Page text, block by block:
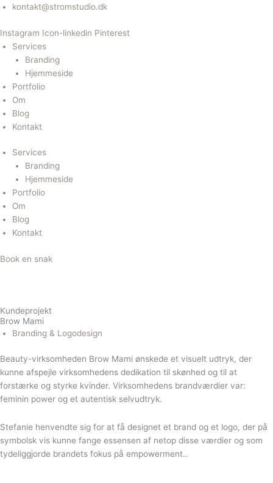
Gå
indholdet
kontakt@stromstudio.dk
Instagram Icon-linkedin Pinterest
Services
Branding
Hjemmeside
Portfolio
Om
Blog
Kontakt
Services
Branding
Hjemmeside
Portfolio
Om
Blog
Kontakt
Book en snak
Kundeprojekt
Brow Mami
Branding & Logodesign
Beauty-virksomheden Brow Mami ønskede et visuelt udtryk, der
kunne afspejle virksomhedens dedikation til skønhed og til at
forstærke og styrke kvinder. Virksomhedens brandværdier var:
feminin power og et autentisk selvudtryk.
Stefanie henvendte sig for at få designet et brand og et logo, der på
symbolsk vis kunne fange essensen af netop disse værdier og som
tydeliggjorde brandets fokus på empowerment..